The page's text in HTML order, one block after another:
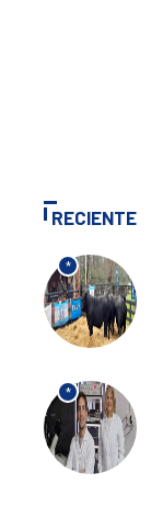
RECIENTE
*
*